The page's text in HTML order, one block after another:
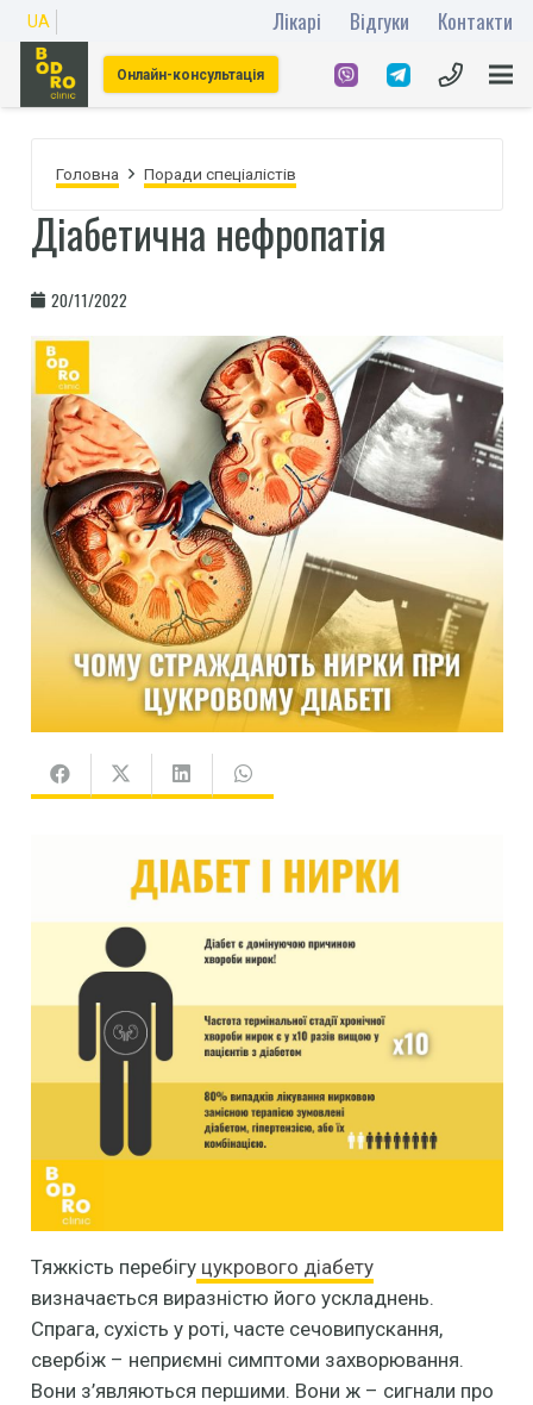
UA Лікарі Відгуки Контакти
Онлайн-консультація
Головна Поради спеціалістів
Діабетична нефропатія
20/11/2022
Тяжкість перебігуцукрового діабету
визначається виразністю його ускладнень.
Спрага, сухість у роті, часте сечовипускання,
свербіж – неприємні симптоми захворювання.
Вони з’являються першими. Вони ж – сигнали про